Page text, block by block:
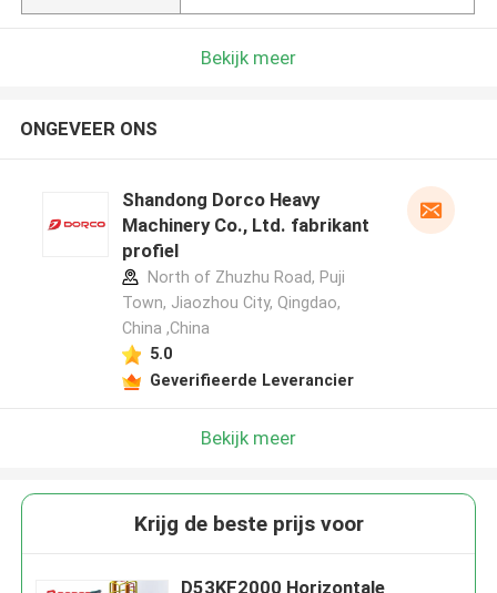
Bekijk meer
ONGEVEER ONS
Shandong Dorco Heavy
Machinery Co., Ltd. fabrikant
profiel
North of Zhuzhu Road, Puji
Town, Jiaozhou City, Qingdao,
China ,China
5.0
Geverifieerde Leverancier
Bekijk meer
Krijg de beste prijs voor
D53KF2000 Horizontale